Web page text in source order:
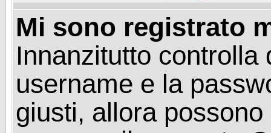
Mi sono registrato
Innanzitutto controlla
username e la
giusti, allora